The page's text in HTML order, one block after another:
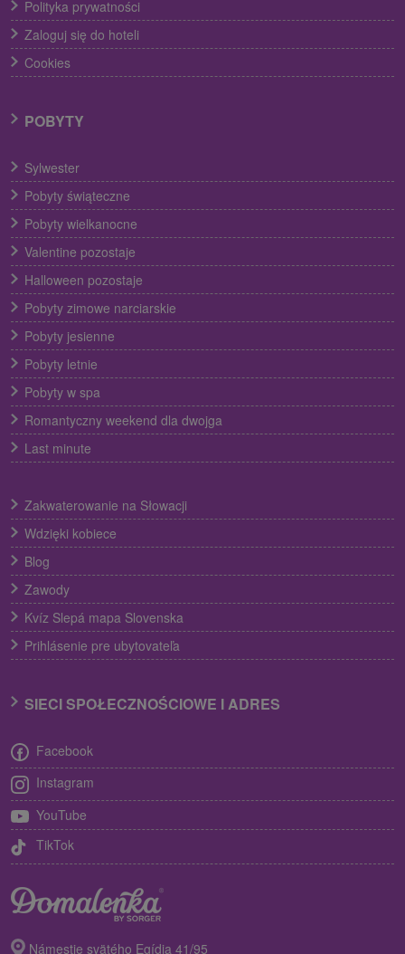
Polityka prywatności
Zaloguj się do hoteli
Cookies
POBYTY
Sylwester
Pobyty świąteczne
Pobyty wielkanocne
Valentine pozostaje
Halloween pozostaje
Pobyty zimowe narciarskie
Pobyty jesienne
Pobyty letnie
Pobyty w spa
Romantyczny weekend dla dwojga
Last minute
Zakwaterowanie na Słowacji
Wdzięki kobiece
Blog
Zawody
Kvíz Slepá mapa Slovenska
Prihlásenie pre ubytovateľa
SIECI SPOŁECZNOŚCIOWE I ADRES
Facebook
Instagram
YouTube
TikTok
Námestie svätého Egídia 41/95